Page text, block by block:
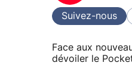
Suivez-nous
Face aux
dévoiler le